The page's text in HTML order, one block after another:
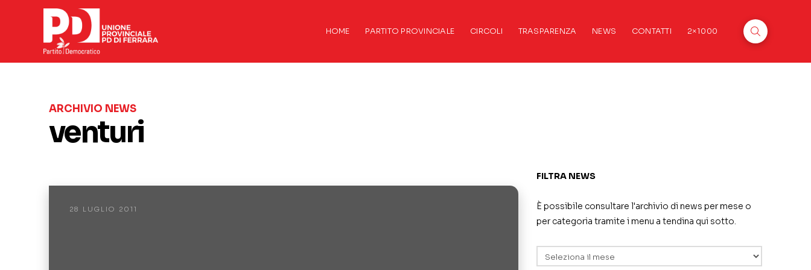
HOME PARTITO PROVINCIALE CIRCOLI TRASPARENZA NEWS CONTATTI 2×1000
ARCHIVIO NEWS
venturi
28 LUGLIO 2011
FILTRA NEWS
È possibile consultare l'archivio di news per mese o
per categoria tramite i menu a tendina qui sotto.
Archivi